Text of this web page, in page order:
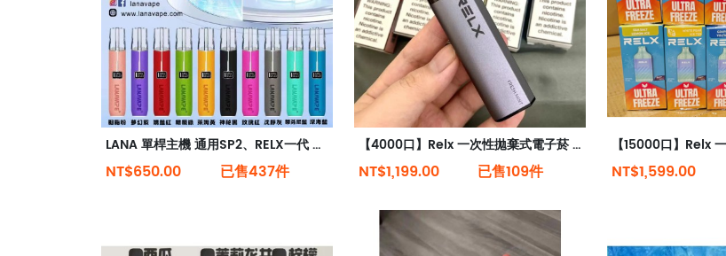
LANA 單桿主機 通用SP2、RELX一代 皮革主機 電子煙主機
NT$650.00 已售437件
【4000口】Relx 一次性拋棄式電子菸 全新現貨
NT$1,199.00 已售109件 NT$1,599.00